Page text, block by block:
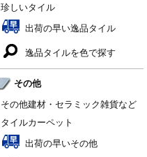
珍しいタイル
出荷の早い逸品タイル
逸品タイルを色で探す
その他
その他建材・セラミック雑貨など
タイルカーペット
出荷の早いその他